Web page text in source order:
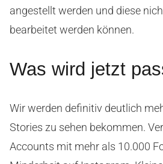
angestellt werden und diese
bearbeitet werden können.
Was wird jetzt
Wir werden definitiv deutlich
Stories zu sehen bekommen.
Accounts mit mehr als 10.000